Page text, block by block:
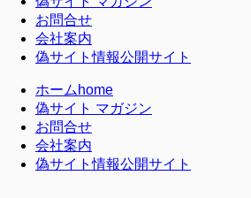
お問合せ
会社案内
偽サイト情報公開サイト
ホーム home
偽サイト マガジン
お問合せ
会社案内
偽サイト情報公開サイト